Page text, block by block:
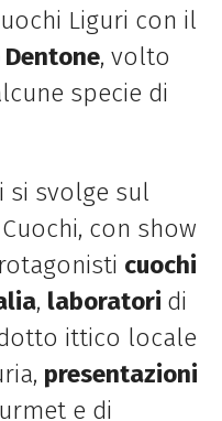
Liguri con il
, volto
specie di
si svolge sul
con show
cuochi
, laboratori di
ittico locale
presentazioni
e di